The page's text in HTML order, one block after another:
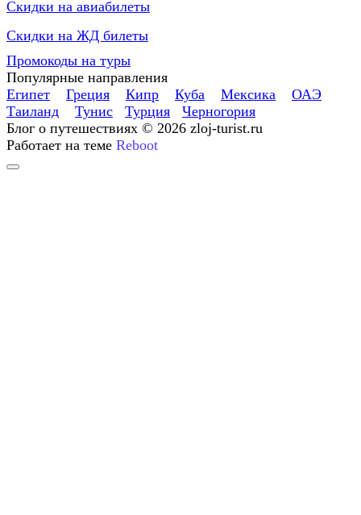
Скидки на авиабилеты
Скидки на ЖД билеты
Промокоды на туры
Популярные направления
Египет
Греция Кипр Куба Мексика
ОАЭ
Таиланд
Тунис Турция
Черногория
Блог о путешествиях © 2026 zloj-turist.ru
Работает на теме Reboot